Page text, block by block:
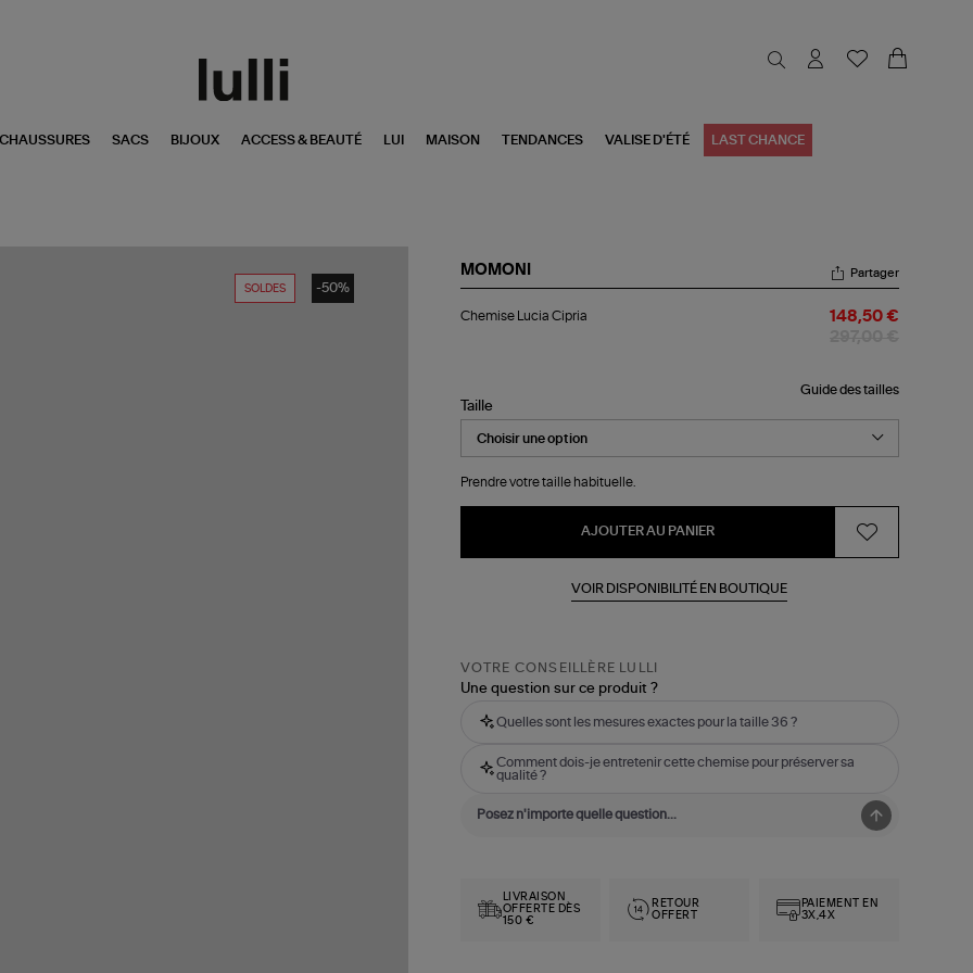
CHAUSSURES SACS BIJOUX ACCESS & BEAUTÉ LUI MAISON TENDANCES VALISE D'ÉTÉ LAST CHANCE
SOLDES -50%
MOMONI
Lucia
Partager
Chemise Lucia Cipria 148,50 €
Guide des tailles
Taille
Prendre votre taille habituelle.
AJOUTER AU PANIER
VOIR DISPONIBILITÉ EN BOUTIQUE
VOTRE CONSEILLÈRE LULLI
Une question sur ce produit ?
Quelles sont les mesures exactes pour la taille 36 ?
Comment dois-je entretenir cette chemise pour préserver sa
qualité ?
LIVRAISON
OFFERTE DÈS
150 €
RETOUR
OFFERT
PAIEMENT EN
3X,4X